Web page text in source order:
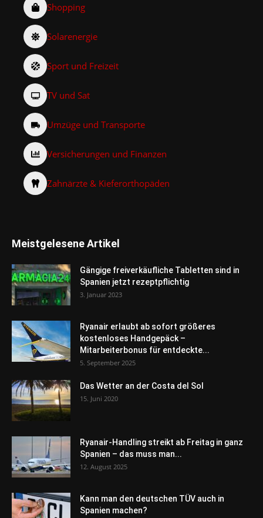
Shopping
Solarenergie
Sport und Freizeit
TV und Sat
Umzüge und Transporte
Versicherungen und Finanzen
Zahnärzte & Kieferorthopäden
Meistgelesene Artikel
Gängige freiverkäufliche Tabletten sind in
Spanien jetzt rezeptpflichtig
3. Januar 2023
Ryanair erlaubt ab sofort größeres
kostenloses Handgepäck –
Mitarbeiterbonus für entdeckte...
5. September 2025
Das Wetter an der Costa del Sol
15. Juni 2020
Ryanair-Handling streikt ab Freitag in ganz
Spanien – das muss man...
12. August 2025
Kann man den deutschen TÜV auch in
Spanien machen?